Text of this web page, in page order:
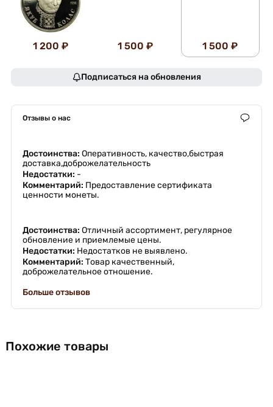
1 200 ₽ 1 500 ₽ 1 500 ₽
Подписаться на обновления
Отзывы о нас
Достоинства: Оперативность, качество,быстрая
доставка,доброжелательность
Недостатки: -
Комментарий: Предоставление сертификата
ценности монеты.
Достоинства: Отличный ассортимент, регулярное
обновление и приемлемые цены.
Недостатки: Недостатков не выявлено.
Комментарий: Товар качественный,
доброжелательное отношение.
Больше отзывов
Похожие товары